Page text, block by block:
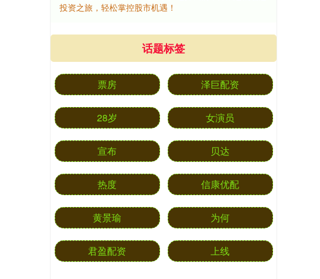
投资之旅，轻松掌控股市机遇！
话题标签
票房 泽巨配资
28岁 女演员
宣布 贝达
热度 信康优配
黄景瑜 为何
君盈配资 上线